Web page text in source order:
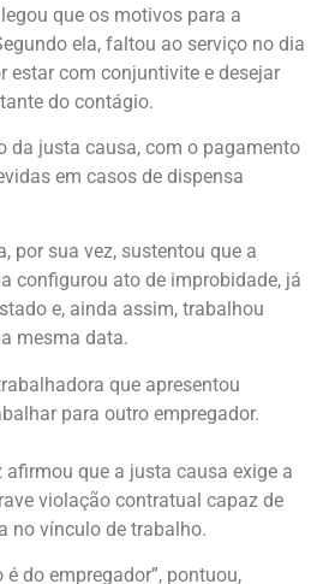
que os motivos para a
ela, faltou ao serviço no dia
estar com conjuntivite e desejar
do contágio.
da justa causa, com o pagamento
em casos de dispensa
por sua vez, sustentou que a
configurou ato de improbidade, já
e, ainda assim, trabalhou
mesma data.
que apresentou
para outro empregador.
que a justa causa exige a
violação contratual capaz de
no vínculo de trabalho.
do empregador”, pontuou,